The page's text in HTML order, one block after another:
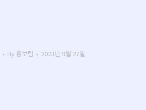
By 홍보팀 2023년 9월 27일